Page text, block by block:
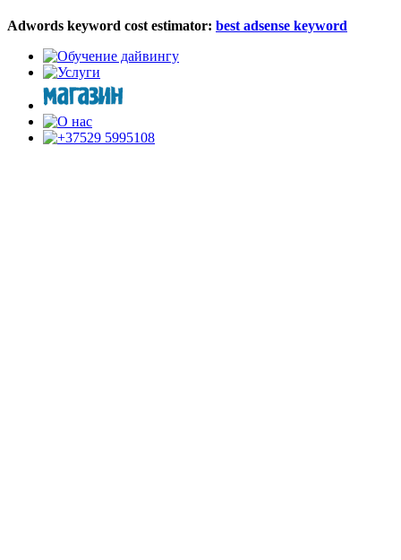
Adwords keyword cost estimator: best adsense keyword